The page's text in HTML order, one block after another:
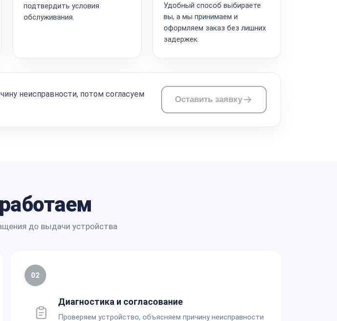
подтвердить условия
обслуживания.
Удобный способ выбираете
вы, а мы принимаем и
оформляем заказ без лишних
задержек.
неисправности, потом согласуем
Оставить заявку
до выдачи устройства
02
Диагностика и согласование
Проверяем устройство, объясняем причину неисправности